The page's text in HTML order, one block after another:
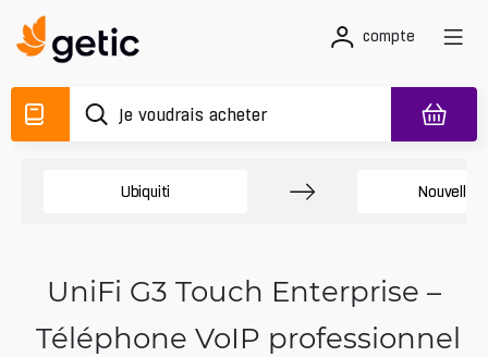
compte
Ubiquiti
UniFi G3 Touch Enterprise –
Téléphone VoIP professionnel